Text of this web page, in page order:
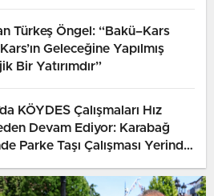
Türkeş Öngel: “Bakü–Kars
Geleceğine Yapılmış
Bir Yatırımdır”
KÖYDES Çalışmaları Hız
Devam Ediyor: Karabağ
Parke Taşı Çalışması Yerinde